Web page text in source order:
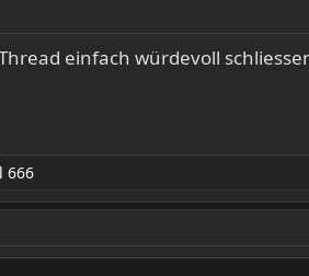
einfach würdevoll
666